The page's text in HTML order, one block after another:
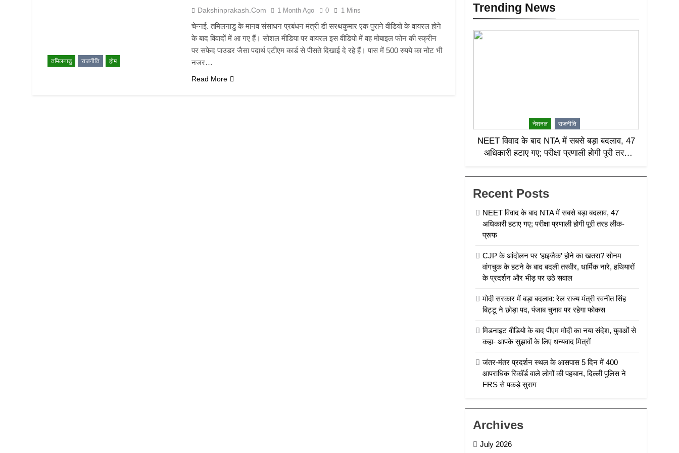
तमिलनाडु राजनीति होम
Dakshinprakash.com 1 Month Ago 0 1 Mins
चेन्नई. तमिलनाडु के मानव संसाधन प्रबंधन मंत्री डी सरथकुमार एक पुराने वीडियो के वायरल होने
के बाद विवादों में आ गए हैं। सोशल मीडिया पर वायरल इस वीडियो में वह मोबाइल फोन की स्क्रीन
पर सफेद पाउडर जैसा पदार्थ एटीएम कार्ड से पीसते दिखाई दे रहे हैं। पास में 500 रुपये का नोट भी
नजर…
Read More
Trending News
नेशनल राजनीति
NEET विवाद के बाद NTA में सबसे बड़ा बदलाव, 47
अधिकारी हटाए गए; परीक्षा प्रणाली होगी पूरी तरह
Recent Posts
NEET विवाद के बाद NTA में सबसे बड़ा बदलाव, 47
अधिकारी हटाए गए; परीक्षा प्रणाली होगी पूरी तरह लीक-
प्रूफ
CJP के आंदोलन पर ‘हाइजैक’ होने का खतरा? सोनम
वांगचुक के हटने के बाद बदली तस्वीर, धार्मिक नारे, हथियारों
के प्रदर्शन और भीड़ पर उठे सवाल
मोदी सरकार में बड़ा बदलाव: रेल राज्य मंत्री रवनीत सिंह
बिट्टू ने छोड़ा पद, पंजाब चुनाव पर रहेगा फोकस
मिडनाइट वीडियो के बाद पीएम मोदी का नया संदेश, युवाओं से
कहा- आपके सुझावों के लिए धन्यवाद मित्रों
जंतर-मंतर प्रदर्शन स्थल के आसपास 5 दिन में 400
आपराधिक रिकॉर्ड वाले लोगों की पहचान, दिल्ली पुलिस ने
FRS से पकड़े सुराग
Archives
July 2026